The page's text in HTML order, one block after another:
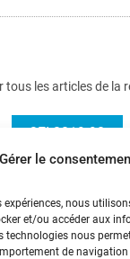
Gérer le
expériences, nous
et/ou accéder aux
technologies nous
de
tous les articles de la
3EI 2019-98